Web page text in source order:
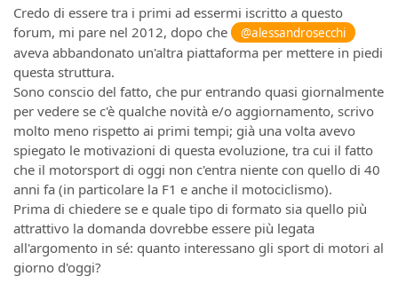
Credo di essere tra i primi ad essermi iscritto a questo
forum, mi pare nel 2012, dopo che
@alessandrosecchi
aveva abbandonato un'altra piattaforma per mettere in piedi
questa struttura.
Sono conscio del fatto, che pur entrando quasi giornalmente
per vedere se c'è qualche novità e/o aggiornamento, scrivo
molto meno rispetto ai primi tempi; già una volta avevo
spiegato le motivazioni di questa evoluzione, tra cui il fatto
che il motorsport di oggi non c'entra niente con quello di 40
anni fa (in particolare la F1 e anche il motociclismo).
Prima di chiedere se e quale tipo di formato sia quello più
attrattivo la domanda dovrebbe essere più legata
all'argomento in sé: quanto interessano gli sport di motori al
giorno d'oggi?